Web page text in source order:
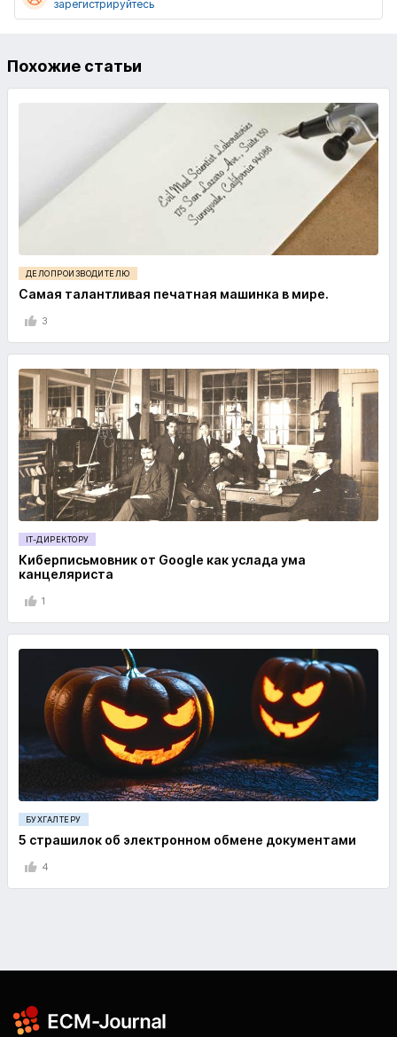
зарегистрируйтесь
Похожие статьи
ДЕЛОПРОИЗВОДИТЕЛЮ
Самая талантливая печатная машинка в мире.
3
IT-ДИРЕКТОРУ
Киберписьмовник от Google как услада ума
канцеляриста
1
БУХГАЛТЕРУ
5 страшилок об электронном обмене документами
4